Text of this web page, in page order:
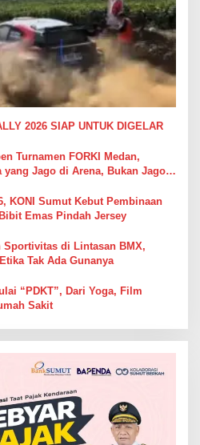
2026 SIAP UNTUK DIGELAR
Turnamen FORKI Medan,
yang Jago di Arena, Bukan Jago
KONI Sumut Kebut Pembinaan
Emas Pindah Jersey
Sportivitas di Lintasan BMX,
Tak Ada Gunanya
“PDKT”, Dari Yoga, Film
Sakit